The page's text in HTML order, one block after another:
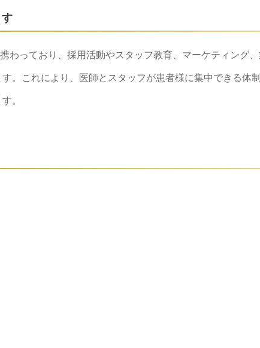
携わっており、採用活動やスタッフ教育、マーケティング
。これにより、医師とスタッフが患者様に集中できる体
。